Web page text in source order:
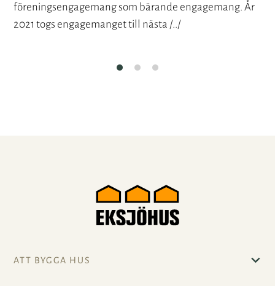
föreningsengagemang som bärande engagemang. År
2021 togs engagemanget till nästa /../
ATT BYGGA HUS